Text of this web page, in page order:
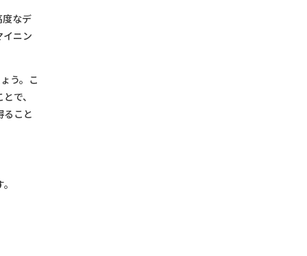
度なデ
イニン
う。こ
で、
ること